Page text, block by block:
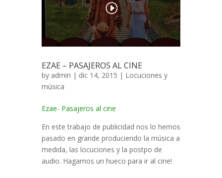
EZAE – PASAJEROS AL CINE
by admin | dic 14, 2015 | Locuciones y
música
Ezae- Pasajeros al cine
En este trabajo de publicidad nos lo hemos
pasado en grande produciendo la música a
medida, las locuciones y la postpo de
audio. Hagamos un hueco para ir al cine!